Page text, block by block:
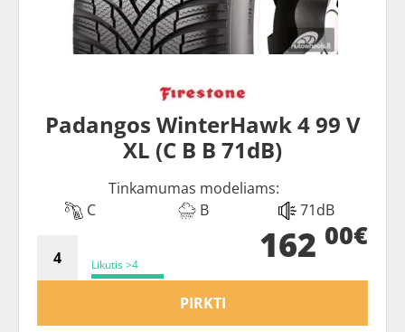
Padangos WinterHawk 4 99 V
XL (C B B 71dB)
Tinkamumas modeliams:
C
B 71dB
Likutis >4 162 00€
PIRKTI